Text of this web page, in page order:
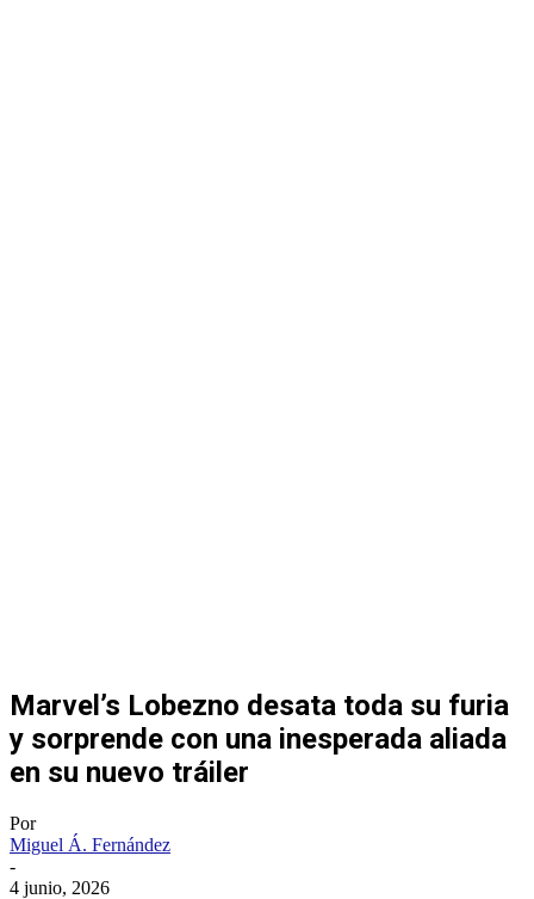
Marvel’s Lobezno desata toda su furia
y sorprende con una inesperada aliada
en su nuevo tráiler
Por
Miguel Á. Fernández
-
4 junio, 2026